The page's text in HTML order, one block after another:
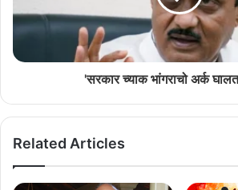
'सरकार च्याक भांगराचो अर्क
Related Articles